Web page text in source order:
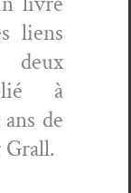
liens
deux
à
de